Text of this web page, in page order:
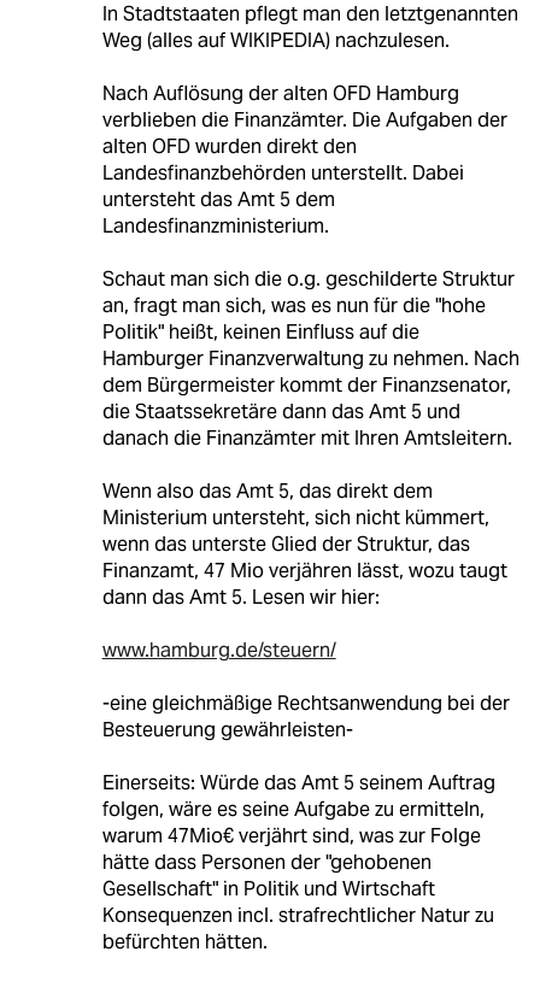
In Stadtstaaten pflegt man den letztgenannten
Weg (alles auf WIKIPEDIA) nachzulesen.
Nach Auflösung der alten OFD Hamburg
verblieben die Finanzämter. Die Aufgaben der
alten OFD wurden direkt den
Landesfinanzbehörden unterstellt. Dabei
untersteht das Amt 5 dem
Landesfinanzministerium.
Schaut man sich die o.g. geschilderte Struktur
an, fragt man sich, was es nun für die "hohe
Politik" heißt, keinen Einfluss auf die
Hamburger Finanzverwaltung zu nehmen. Nach
dem Bürgermeister kommt der Finanzsenator,
die Staatssekretäre dann das Amt 5 und
danach die Finanzämter mit Ihren Amtsleitern.
Wenn also das Amt 5, das direkt dem
Ministerium untersteht, sich nicht kümmert,
wenn das unterste Glied der Struktur, das
Finanzamt, 47 Mio verjähren lässt, wozu taugt
dann das Amt 5. Lesen wir hier:
www.hamburg.de/steuern/
-eine gleichmäßige Rechtsanwendung bei der
Besteuerung gewährleisten-
Einerseits: Würde das Amt 5 seinem Auftrag
folgen, wäre es seine Aufgabe zu ermitteln,
warum 47Mio€ verjährt sind, was zur Folge
hätte dass Personen der "gehobenen
Gesellschaft" in Politik und Wirtschaft
Konsequenzen incl. strafrechtlicher Natur zu
befürchten hätten.